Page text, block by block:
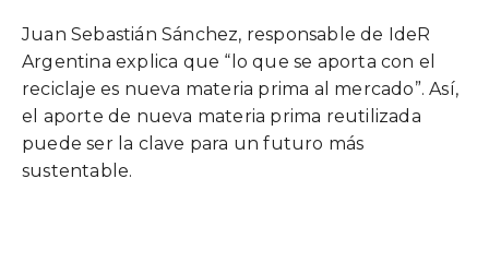
Juan Sebastián Sánchez, responsable de IdeR
Argentina explica que “lo que se aporta con el
reciclaje es nueva materia prima al mercado”. Así,
el aporte de nueva materia prima reutilizada
puede ser la clave para un futuro más
sustentable.